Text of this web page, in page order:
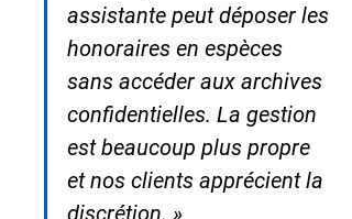
assistante peut déposer les
honoraires en espèces
sans accéder aux archives
confidentielles. La gestion
est beaucoup plus propre
et nos clients apprécient la
discrétion. »